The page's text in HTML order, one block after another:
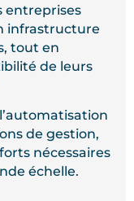
entreprises
infrastructure
tout en
de leurs
de gestion,
nécessaires
échelle.